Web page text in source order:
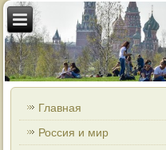
Главная
Россия и мир